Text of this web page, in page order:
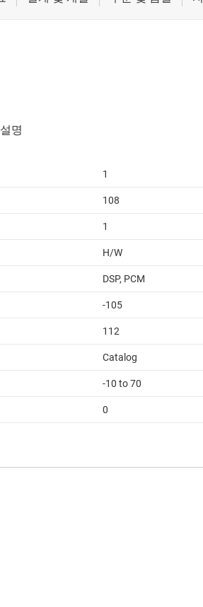
1
108
1
H/W
DSP, PCM
-105
112
Catalog
-10 to 70
0